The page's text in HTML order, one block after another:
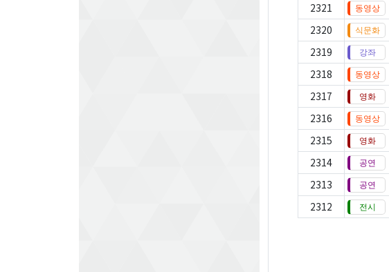
2321
2320
2319
2318
2317
2316
2315
2314
2313
2312